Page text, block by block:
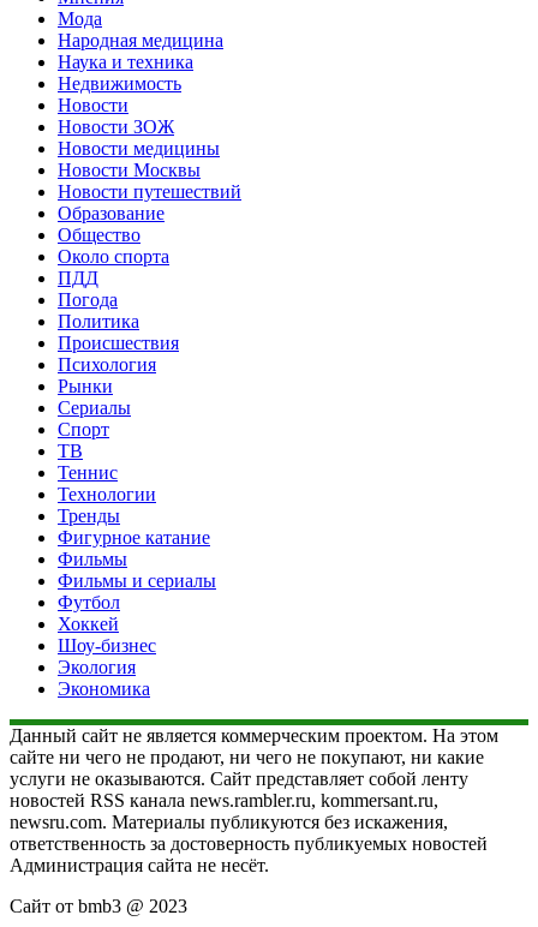
Мода
Народная медицина
Наука и техника
Недвижимость
Новости
Новости ЗОЖ
Новости медицины
Новости Москвы
Новости путешествий
Образование
Общество
Около спорта
ПДД
Погода
Политика
Происшествия
Психология
Рынки
Сериалы
Спорт
ТВ
Теннис
Технологии
Тренды
Фигурное катание
Фильмы
Фильмы и сериалы
Футбол
Хоккей
Шоу-бизнес
Экология
Экономика
Данный сайт не является коммерческим проектом. На этом
сайте ни чего не продают, ни чего не покупают, ни какие
услуги не оказываются. Сайт представляет собой ленту
новостей RSS канала news.rambler.ru, kommersant.ru,
newsru.com. Материалы публикуются без искажения,
ответственность за достоверность публикуемых новостей
Администрация сайта не несёт.
Сайт от bmb3 @ 2023